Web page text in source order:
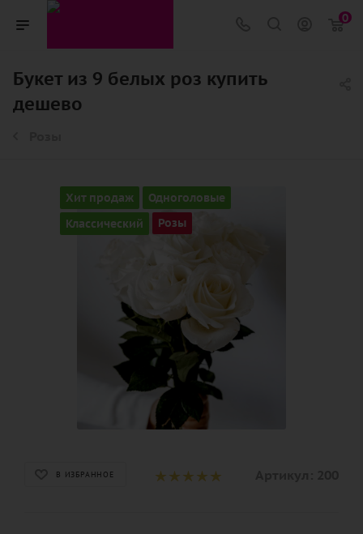
0
Букет из 9 белых роз купить
дешево
Хит продаж
Одноголовые
Классический
Розы
В ИЗБРАННОЕ